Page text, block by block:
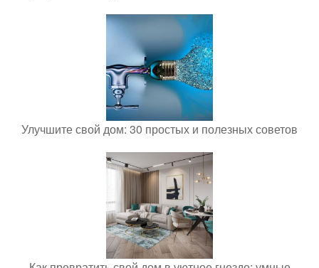
Улучшите свой дом: 30 простых и полезных советов